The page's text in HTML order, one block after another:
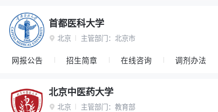
首都医科大学
 北京 主管部门： 北京市
网报公告 招生简章 在线咨询 调剂办法
北京中医药大学
 北京 主管部门： 教育部